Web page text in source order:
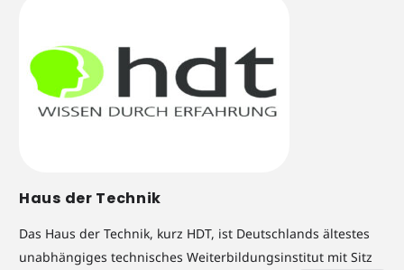
Haus der Technik
Das Haus der Technik, kurz HDT, ist Deutschlands ältestes
unabhängiges technisches Weiterbildungsinstitut mit Sitz